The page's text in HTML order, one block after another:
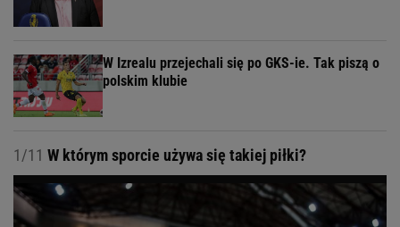
W Izrealu przejechali się po GKS-ie. Tak piszą o
polskim klubie
1/11 W którym sporcie używa się takiej piłki?